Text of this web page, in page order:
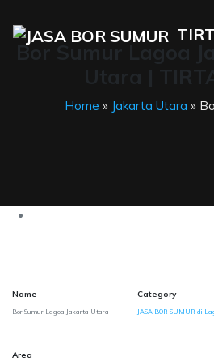
Bor Sumur Lagoa
Home » Jakarta Utara »
Name
Bor Sumur Lagoa Jakarta Utara
Category
JASA BOR SUMUR di
Area